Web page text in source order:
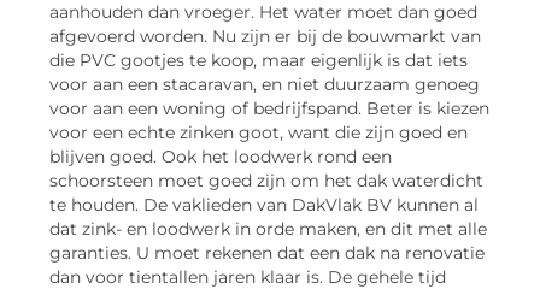
aanhouden dan vroeger. Het water moet dan goed
afgevoerd worden. Nu zijn er bij de bouwmarkt van
die PVC gootjes te koop, maar eigenlijk is dat iets
voor aan een stacaravan, en niet duurzaam genoeg
voor aan een woning of bedrijfspand. Beter is kiezen
voor een echte zinken goot, want die zijn goed en
blijven goed. Ook het loodwerk rond een
schoorsteen moet goed zijn om het dak waterdicht
te houden. De vaklieden van DakVlak BV kunnen al
dat zink- en loodwerk in orde maken, en dit met alle
garanties. U moet rekenen dat een dak na renovatie
dan voor tientallen jaren klaar is. De gehele tijd